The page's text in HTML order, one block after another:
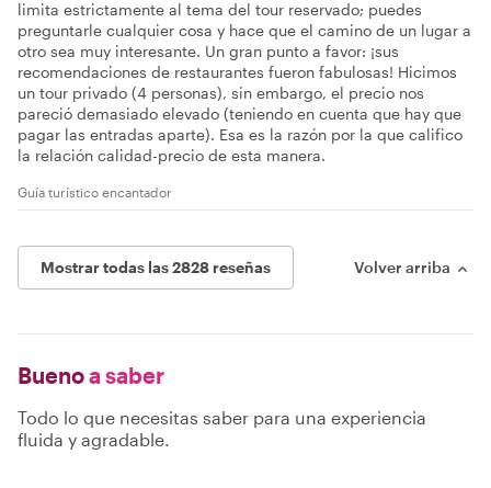
limita estrictamente al tema del tour reservado; puedes
preguntarle cualquier cosa y hace que el camino de un lugar a
otro sea muy interesante. Un gran punto a favor: ¡sus
recomendaciones de restaurantes fueron fabulosas! Hicimos
un tour privado (4 personas), sin embargo, el precio nos
pareció demasiado elevado (teniendo en cuenta que hay que
pagar las entradas aparte). Esa es la razón por la que califico
la relación calidad-precio de esta manera.
Guía turístico encantador
Mostrar todas las 2828 reseñas Volver arriba
Buenoa saber
Todo lo que necesitas saber para una experiencia
fluida y agradable.